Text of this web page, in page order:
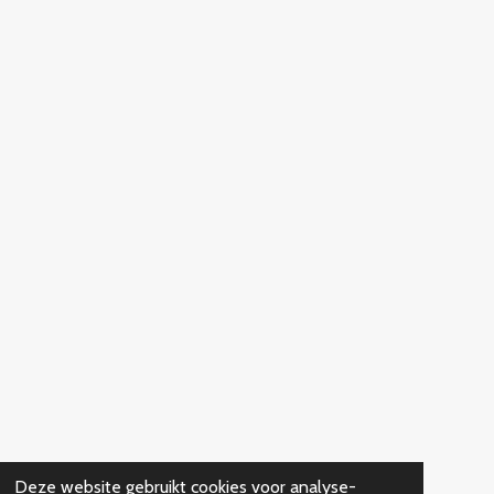
Deze website gebruikt cookies voor analyse-